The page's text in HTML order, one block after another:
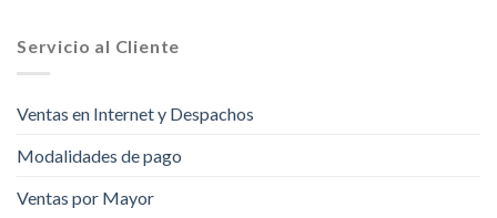
Servicio al Cliente
Ventas en Internet y Despachos
Modalidades de pago
Ventas por Mayor